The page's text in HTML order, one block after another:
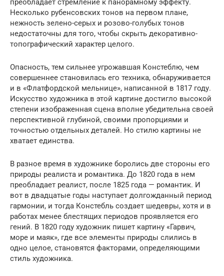
преобладает стремление к панорамному эффекту.
Несколько рубенсовских тонов на первом плане,
нежность зелено-серых и розово-голубых тонов
недостаточны для того, чтобы скрыть декоративно-
топографический характер целого.
Опасность, тем сильнее угрожавшая Констеблю, чем
совершеннее становилась его техника, обнаруживается
и в «Флатфордской мельнице», написанной в 1817 году.
Искусство художника в этой картине достигло высокой
степени изображенная сцена вполне убедительна своей
перспективной глубиной, своими пропорциями и
точностью отдельных деталей. Но стилю картины не
хватает единства.
В разное время в художнике боролись две стороны его
природы реалиста и романтика. До 1820 года в нем
преобладает реалист, после 1825 года — романтик. И
вот в двадцатые годы наступает долгожданный период
гармонии, и тогда Констебль создает шедевры, хотя и в
работах менее блестящих периодов проявляется его
гений. В 1820 году художник пишет картину «Гарвич,
море и маяк», где все элементы природы слились в
одно целое, становятся факторами, определяющими
стиль художника.